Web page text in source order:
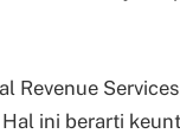
Revenue Services
ini berarti